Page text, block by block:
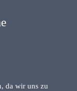
da wir uns zu